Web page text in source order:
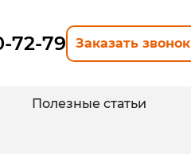
72-79 Заказать звонок
Полезные статьи